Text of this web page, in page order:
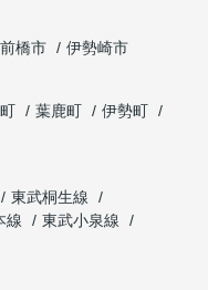
前橋市
伊勢崎市
葉鹿町
伊勢町
東武桐生線
線
東武小泉線